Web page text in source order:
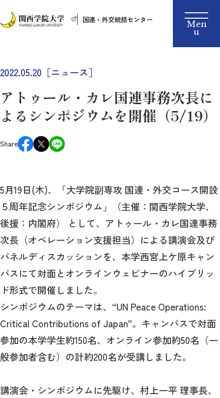
国連・外交統括センター
2022.05.20［ニュース］
アトゥール・カレ国連事務次長に
よるシンポジウムを開催（5/19）
Share
5月19日(木)、「大学院副専攻 国連・外交コース開設
５周年記念シンポジウム」（主催：関西学院大学、
後援：内閣府） として、アトゥール・カレ国連事務
次長（オペレーション支援担当）による講演会及び
パネルディスカッションを、本学西宮上ケ原キャン
パスにて対面とオンラインウェビナーのハイブリッ
ド形式で開催しました。
シンポジウムのテーマは、“UN Peace Operations:
Critical Contributions of Japan”。キャンパスで対面
参加の本学学生約150名、オンライン参加約50名（一
般参加者含む）の計約200名が受講しました。
講演会・シンポジウムに先駆け、村上一平 理事長、